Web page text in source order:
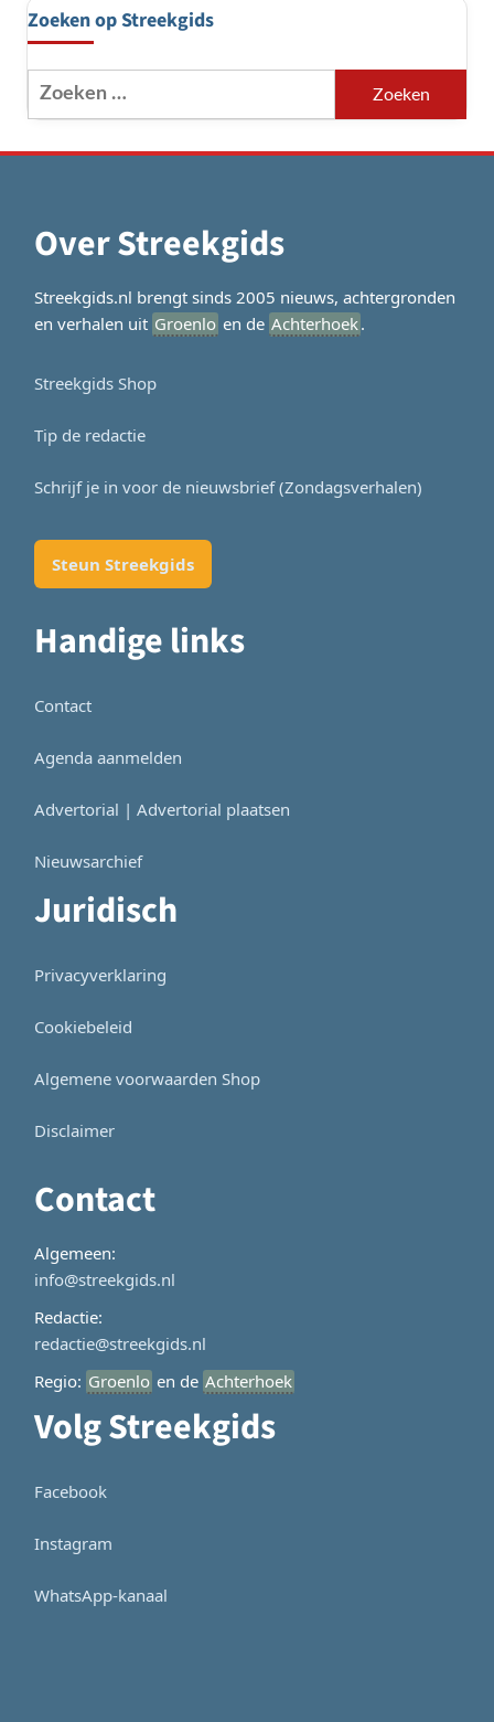
Zoeken op Streekgids
Zoeken
naar:
Over Streekgids
Streekgids.nl brengt sinds 2005 nieuws, achtergronden
en verhalen uit Groenlo en de Achterhoek.
Streekgids Shop
Tip de redactie
Schrijf je in voor de nieuwsbrief (Zondagsverhalen)
Steun Streekgids
Handige links
Contact
Agenda aanmelden
Advertorial | Advertorial plaatsen
Nieuwsarchief
Juridisch
Privacyverklaring
Cookiebeleid
Algemene voorwaarden Shop
Disclaimer
Contact
Algemeen:
info@streekgids.nl
Redactie:
redactie@streekgids.nl
Regio: Groenlo en de Achterhoek
Volg Streekgids
Facebook
Instagram
WhatsApp-kanaal